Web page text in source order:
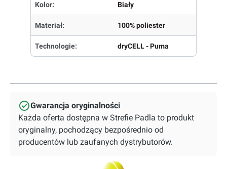
Kolor: Biały
Materiał: 100% poliester
Technologie: dryCELL - Puma
Gwarancja oryginalności
Każda oferta dostępna w Strefie Padla to produkt
oryginalny, pochodzący bezpośrednio od
producentów lub zaufanych dystrybutorów.